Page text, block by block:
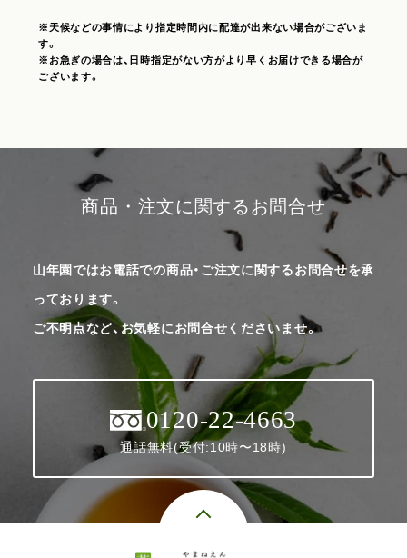
※天候などの事情により指定時間内に配達が出来ない場合がございま
す。
※お急ぎの場合は、日時指定がない方がより早くお届けできる場合が
ございます。
商品・注文に関するお問合せ
山年園ではお電話での商品・ご注文に関するお問合せを承
っております。
ご不明点など、お気軽にお問合せくださいませ。
0120-22-4663
通話無料(受付:10時〜18時)